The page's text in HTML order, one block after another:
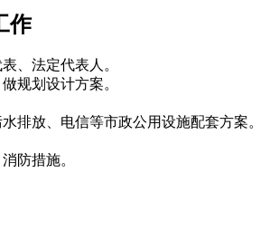
作
、法定代表人。
规划设计方案。
排放、电信等市政公用设施配套方案。
防措施。